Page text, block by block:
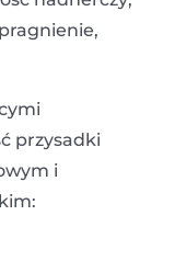
przysadki
i